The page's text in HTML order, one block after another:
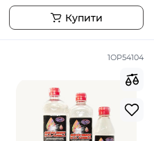
Купити
1ОР54104